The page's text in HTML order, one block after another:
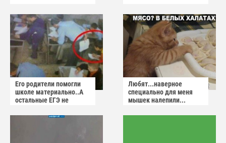
Его родители помогли
школе материально..А
остальные ЕГЭ не
Любят...наверное
специально для меня
мышек налепили...